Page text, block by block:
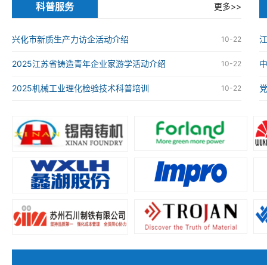
科普服务 更多>>
10-22
兴化市新质生产力访企活动介绍
10-22
2025江苏省铸造青年企业家游学活动介绍
10-22
2025机械工业理化检验技术科普培训